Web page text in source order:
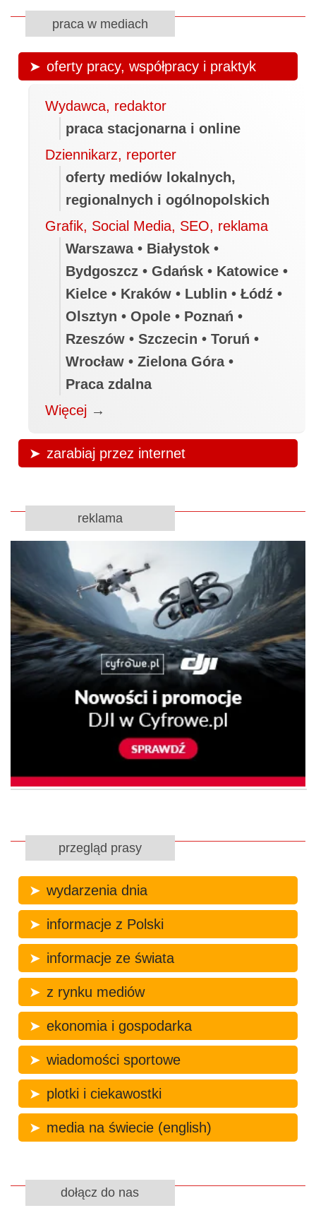
praca w mediach
oferty pracy, współpracy i praktyk
Wydawca, redaktor
praca stacjonarna i online
Dziennikarz, reporter
oferty mediów lokalnych,
regionalnych i ogólnopolskich
Grafik, Social Media, SEO, reklama
Warszawa • Białystok •
Bydgoszcz • Gdańsk • Katowice •
Kielce • Kraków • Lublin • Łódź •
Olsztyn • Opole • Poznań •
Rzeszów • Szczecin • Toruń •
Wrocław • Zielona Góra •
Praca zdalna
Więcej →
zarabiaj przez internet
reklama
przegląd prasy
wydarzenia dnia
informacje z Polski
informacje ze świata
z rynku mediów
ekonomia i gospodarka
wiadomości sportowe
plotki i ciekawostki
media na świecie (english)
dołącz do nas